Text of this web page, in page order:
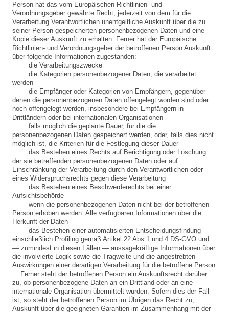
Person hat das vom Europäischen Richtlinien- und
Verordnungsgeber gewährte Recht, jederzeit von dem für die
Verarbeitung Verantwortlichen unentgeltliche Auskunft über die zu
seiner Person gespeicherten personenbezogenen Daten und eine
Kopie dieser Auskunft zu erhalten. Ferner hat der Europäische
Richtlinien- und Verordnungsgeber der betroffenen Person Auskunft
über folgende Informationen zugestanden:
die Verarbeitungszwecke
die Kategorien personenbezogener Daten, die verarbeitet
werden
die Empfänger oder Kategorien von Empfängern, gegenüber
denen die personenbezogenen Daten offengelegt worden sind oder
noch offengelegt werden, insbesondere bei Empfängern in
Drittländern oder bei internationalen Organisationen
falls möglich die geplante Dauer, für die die
personenbezogenen Daten gespeichert werden, oder, falls dies nicht
möglich ist, die Kriterien für die Festlegung dieser Dauer
das Bestehen eines Rechts auf Berichtigung oder Löschung
der sie betreffenden personenbezogenen Daten oder auf
Einschränkung der Verarbeitung durch den Verantwortlichen oder
eines Widerspruchsrechts gegen diese Verarbeitung
das Bestehen eines Beschwerderechts bei einer
Aufsichtsbehörde
wenn die personenbezogenen Daten nicht bei der betroffenen
Person erhoben werden: Alle verfügbaren Informationen über die
Herkunft der Daten
das Bestehen einer automatisierten Entscheidungsfindung
einschließlich Profiling gemäß Artikel 22 Abs.1 und 4 DS-GVO und
— zumindest in diesen Fällen — aussagekräftige Informationen über
die involvierte Logik sowie die Tragweite und die angestrebten
Auswirkungen einer derartigen Verarbeitung für die betroffene Person
Ferner steht der betroffenen Person ein Auskunftsrecht darüber
zu, ob personenbezogene Daten an ein Drittland oder an eine
internationale Organisation übermittelt wurden. Sofern dies der Fall
ist, so steht der betroffenen Person im Übrigen das Recht zu,
Auskunft über die geeigneten Garantien im Zusammenhang mit der